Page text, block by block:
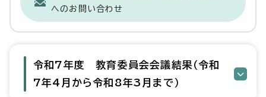
へのお問い合わせ
令和7年度 教育委員会会議結果（令和
7年4月から令和8年3月まで）